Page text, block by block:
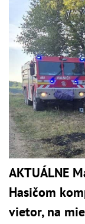
AKTUÁLNE
Hasičom
vietor, na